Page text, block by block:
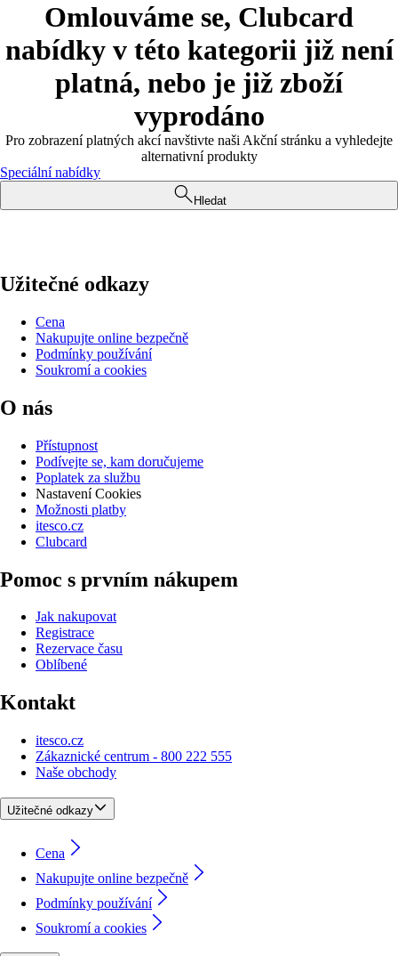
Omlouváme se, Clubcard
nabídky v této kategorii již není
platná, nebo je již zboží
vyprodáno
Pro zobrazení platných akcí navštivte naši Akční stránku a vyhledejte
alternativní produkty
Speciální nabídky
Hledat
Užitečné odkazy
Cena
Nakupujte online bezpečně
Podmínky používání
Soukromí a cookies
O nás
Přístupnost
Podívejte se, kam doručujeme
Poplatek za službu
Nastavení Cookies
Možnosti platby
itesco.cz
Clubcard
Pomoc s prvním nákupem
Jak nakupovat
Registrace
Rezervace času
Oblíbené
Kontakt
itesco.cz
Zákaznické centrum - 800 222 555
Naše obchody
Užitečné odkazy
Cena
Nakupujte online bezpečně
Podmínky používání
Soukromí a cookies